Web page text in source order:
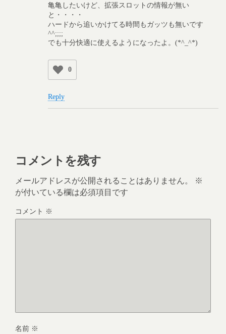
亀亀したいけど、拡張スロットの情報が無い
と・・・・
ハードから追いかけてる時間もガッツも無いです
^^;;;;
でも十分快適に使えるようになったよ。(*^_^*)
0
Reply
コメントを残す
メールアドレスが公開されることはありません。
※
が付いている欄は必須項目です
コメント ※
名前 ※